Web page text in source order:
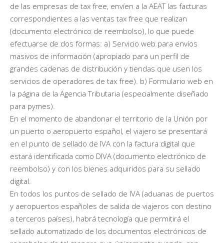
de las empresas de tax free, envíen a la AEAT las facturas
correspondientes a las ventas tax free que realizan
(documento electrónico de reembolso), lo que puede
efectuarse de dos formas: a) Servicio web para envíos
masivos de información (apropiado para un perfil de
grandes cadenas de distribución y tiendas que usen los
servicios de operadores de tax free). b) Formulario web en
la página de la Agencia Tributaria (especialmente diseñado
para pymes).
En el momento de abandonar el territorio de la Unión por
un puerto o aeropuerto español, el viajero se presentará
en el punto de sellado de IVA con la factura digital que
estará identificada como DIVA (documento electrónico de
reembolso) y con los bienes adquiridos para su sellado
digital.
En todos los puntos de sellado de IVA (aduanas de puertos
y aeropuertos españoles de salida de viajeros con destino
a terceros países), habrá tecnología que permitirá el
sellado automatizado de los documentos electrónicos de